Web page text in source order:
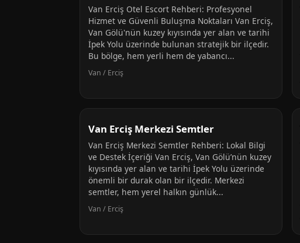
Van Erciş Otel Escort Rehberi: Profesyonel
Hizmet ve Güvenli Buluşma Noktaları Van Erciş,
Van Gölü'nün kuzey kıyısında yer alan ve tarihi
İpek Yolu üzerinde bulunan stratejik bir ilçedir.
Bu bölge, hem yerli hem de yabancı...
Van / Erciş
Van Erciş Merkezi Semtler
Van Erciş Merkezi Semtler Rehberi: Lokal Bilgi
ve Destek İçeriği Van Erciş, Van Gölü’nün kuzey
kıyısında yer alan ve tarihi İpek Yolu üzerinde
önemli bir durak olan bir ilçedir. Merkezi
semtler, hem yerel halkın günlük...
Van / Erciş